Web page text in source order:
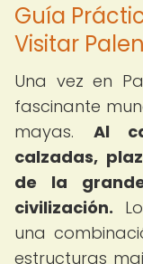
Guía
Visitar
Una vez en
fascinante
mayas. Al
calzadas,
de la
civilización.
una
estructuras